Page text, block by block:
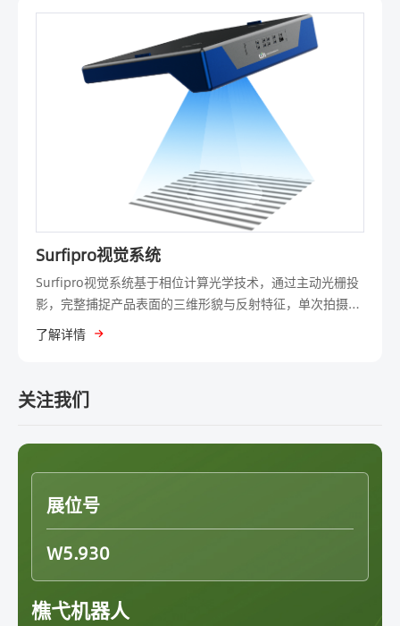
实验室抽检到产线全检的全面质量管控。适用于3C电子、汽
车、半导体等精密检测行业。
Surfipro视觉系统
Surfipro视觉系统基于相位计算光学技术，通过主动光栅投
影，完整捕捉产品表面的三维形貌与反射特征，单次拍摄即
可同步获取2D、2.5D、3D全维度信息。针对透明、反光类
产品，能精准捕捉所有细微缺陷并实现多维度呈现；面对不
组即可标准化部署，全场景适配。Surfipro视觉系统的应用
版图全面覆盖3C、汽车、新能源等多个核心领域，标准化快
了解详情
关注我们
展位号
W5.930
樵弋机器人